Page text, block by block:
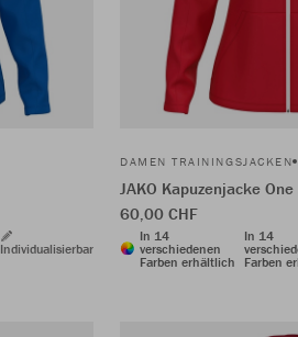
Individualisierbar
DAMEN TRAININGSJACKEN
JAKO Kapuzenjacke
60,00 CHF
In 14
verschiedenen
Farben erhältlich
In 14
Farben